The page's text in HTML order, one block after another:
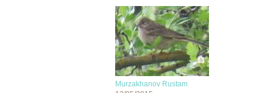
Murzakhanov Rustam